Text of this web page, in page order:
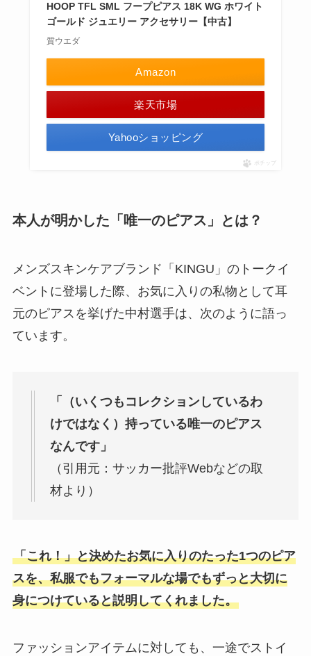
HOOP TFL SML フープピアス 18K WG ホワイト
ゴールド ジュエリー アクセサリー【中古】
質ウエダ
Amazon
楽天市場
Yahooショッピング
ポチップ
本人が明かした「唯一のピアス」とは？
メンズスキンケアブランド「KINGU」のトークイ
ベントに登場した際、お気に入りの私物として耳
元のピアスを挙げた中村選手は、次のように語っ
ています。
「（いくつもコレクションしているわ
けではなく）持っている唯一のピアス
なんです」
（引用元：サッカー批評Webなどの取
材より）
「これ！」と決めたお気に入りのたった1つのピア
スを、私服でもフォーマルな場でもずっと大切に
身につけていると説明してくれました。
ファッションアイテムに対しても、一途でストイ